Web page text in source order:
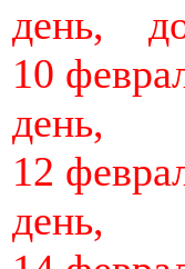
день,
10
день,
12
день,